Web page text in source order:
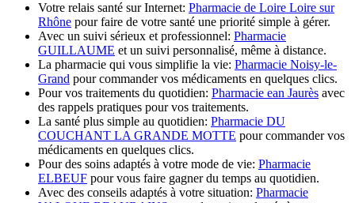
Votre relais santé sur Internet: Pharmacie de Loire Loire sur
Rhône pour faire de votre santé une priorité simple à gérer.
Avec un suivi sérieux et professionnel: Pharmacie
GUILLAUME et un suivi personnalisé, même à distance.
La pharmacie qui vous simplifie la vie: Pharmacie Noisy-le-
Grand pour commander vos médicaments en quelques clics.
Pour vos traitements du quotidien: Pharmacie ean Jaurès avec
des rappels pratiques pour vos traitements.
La santé plus simple au quotidien: Pharmacie DU
COUCHANT LA GRANDE MOTTE pour commander vos
médicaments en quelques clics.
Pour des soins adaptés à votre mode de vie: Pharmacie
ELBEUF pour vous faire gagner du temps au quotidien.
Avec des conseils adaptés à votre situation: Pharmacie